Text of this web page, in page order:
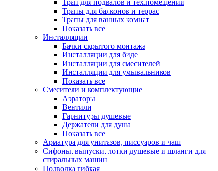
Трап для подвалов и тех.помещений
Трапы для балконов и террас
Трапы для ванных комнат
Показать все
Инсталляции
Бачки скрытого монтажа
Инсталляции для биде
Инсталляции для смесителей
Инсталляции для умывальников
Показать все
Смесители и комплектующие
Аэраторы
Вентили
Гарнитуры душевые
Держатели для душа
Показать все
Арматура для унитазов, писсуаров и чаш
Сифоны, выпуски, лотки душевые и шланги для
стиральных машин
Подводка гибкая